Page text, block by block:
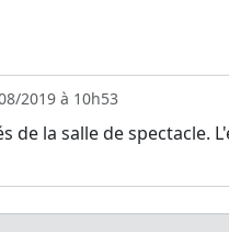
2019 à 10h53
de la salle de spectacle.